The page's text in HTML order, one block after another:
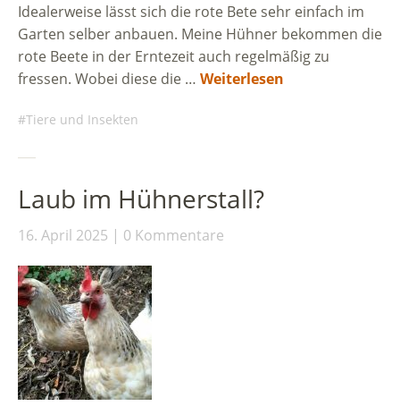
Idealerweise lässt sich die rote Bete sehr einfach im
Garten selber anbauen. Meine Hühner bekommen die
rote Beete in der Erntezeit auch regelmäßig zu
fressen. Wobei diese die … Weiterlesen
Tiere und Insekten
Laub im Hühnerstall?
16. April 2025 0 Kommentare